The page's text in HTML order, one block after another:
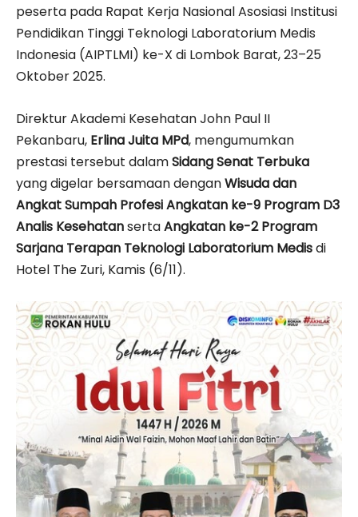
peserta pada Rapat Kerja Nasional Asosiasi Institusi
Pendidikan Tinggi Teknologi Laboratorium Medis
Indonesia (AIPTLMI) ke-X di Lombok Barat, 23–25
Oktober 2025.
Direktur Akademi Kesehatan John Paul II
Pekanbaru, Erlina Juita MPd, mengumumkan
prestasi tersebut dalamSidang Senat Terbuka
yang digelar bersamaan denganWisuda dan
Angkat Sumpah Profesi Angkatan ke-9 Program D3
Analis KesehatansertaAngkatan ke-2 Program
Sarjana Terapan Teknologi Laboratorium Medisdi
Hotel The Zuri, Kamis (6/11).